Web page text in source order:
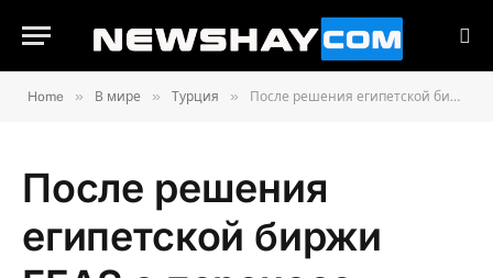
Home » В мире » Турция » После решения египетской биржи FEAS о переносе штаб-квартиры из Турции в Армению Анкара закатила истерику
После решения
египетской биржи